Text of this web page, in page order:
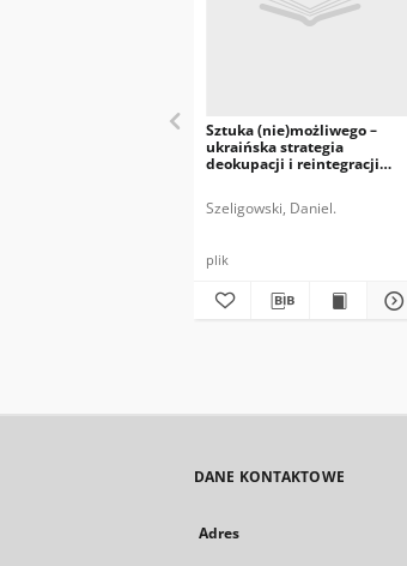
Sztuka (nie)możliwego –
ukraińska strategia
deokupacji i reintegracji
Szeligowski, Daniel.
plik
DANE KONTAKTOWE
Adres